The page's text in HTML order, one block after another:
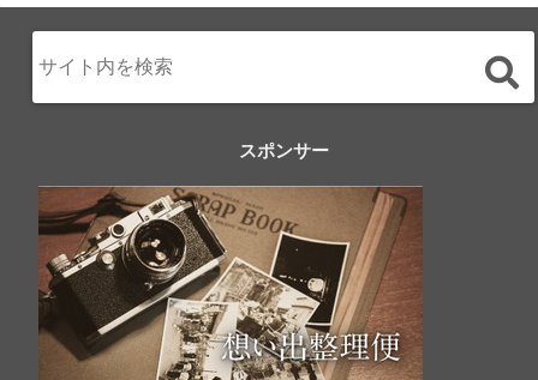
スポンサー